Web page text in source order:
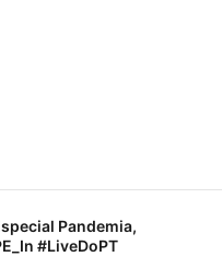
Pandemia,
#LiveDoPT